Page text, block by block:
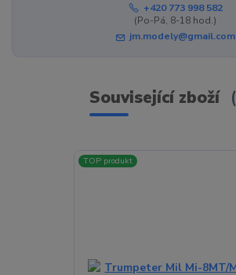
+420 773 998 582
(Po-Pá, 8-18 hod.)
jm.modely@gmail.com
Související zboží
TOP produkt